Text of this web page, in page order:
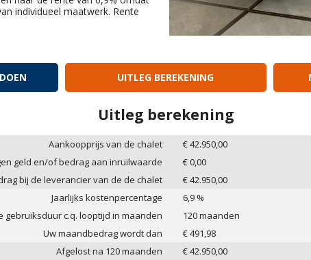
individueel maatwerk. Rente
UITLEG BEREKENING
Uitleg berekening
Aankoopprijs van de chalet €42.950,00
geld en/of bedrag aan inruilwaarde
€0,00
bij de leverancier van de de chalet
€42.950,00
Jaarlijks kostenpercentage
6,9 %
gebruiksduur c.q. looptijd in maanden
120maanden
Uw maandbedrag wordt dan
€491,98
Afgelost na 120maanden €42.950,00